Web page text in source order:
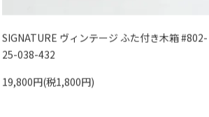
SIGNATURE ヴィンテージ ふた付き木箱 #802-
25-038-432
19,800円(税1,800円)